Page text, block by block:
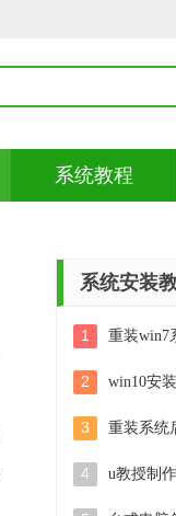
系统教程
系统安装
1
2
3
4